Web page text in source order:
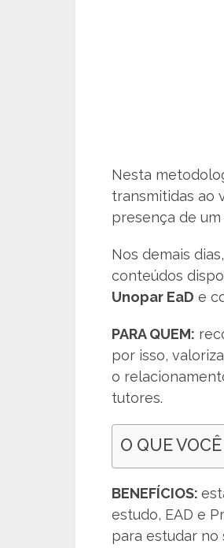
Nesta
transmitidas ao
presença de
Nos demais
conteúdos
Unopar EaD e
PARA QUEM:
por isso,
o
tutores.
O QUE
BENEFÍCIOS:
estudo, EAD e
para estudar